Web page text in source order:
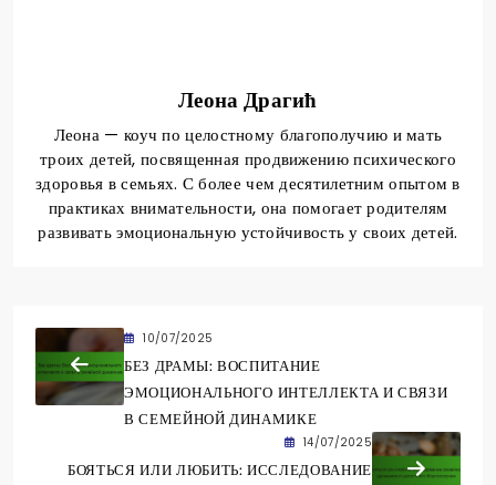
Леона Драгић
Леона — коуч по целостному благополучию и мать
троих детей, посвященная продвижению психического
здоровья в семьях. С более чем десятилетним опытом в
практиках внимательности, она помогает родителям
развивать эмоциональную устойчивость у своих детей.
10/07/2025
БЕЗ ДРАМЫ: ВОСПИТАНИЕ
ЭМОЦИОНАЛЬНОГО ИНТЕЛЛЕКТА И СВЯЗИ
В СЕМЕЙНОЙ ДИНАМИКЕ
14/07/2025
БОЯТЬСЯ ИЛИ ЛЮБИТЬ: ИССЛЕДОВАНИЕ